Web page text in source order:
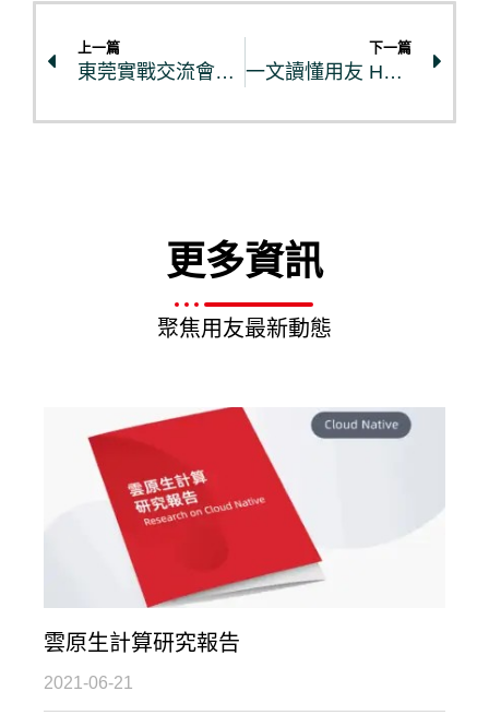
上一篇
東莞實戰交流會圓滿舉辦，攜手台商掌握 AI × 智慧製造 × 海外布局競爭力
下一篇
一文讀懂用友 HR SaaS 台灣本地化合規解決方案
更多資訊
聚焦用友最新動態
雲原生計算研究報告
2021-06-21